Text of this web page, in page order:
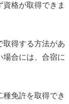
格が取得できま
取得する方法があ
場合には、合宿に
免許を取得でき